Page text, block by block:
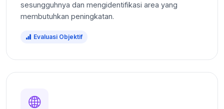
sesungguhnya dan mengidentifikasi area yang
membutuhkan peningkatan.
Evaluasi Objektif